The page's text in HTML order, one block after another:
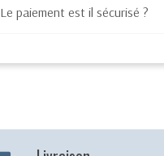
Le paiement est il sécurisé ?